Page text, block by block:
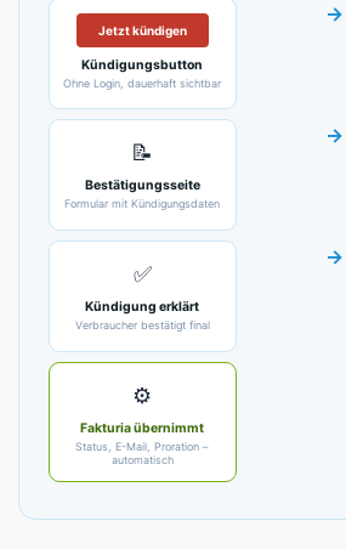
Jetzt kündigen
Kündigungsbutton
Ohne Login, dauerhaft sichtbar
→
📝
Bestätigungsseite
Formular mit Kündigungsdaten
→
✅
Kündigung erklärt
Verbraucher bestätigt final
→
⚙️
Fakturia übernimmt
Status, E-Mail, Proration –
automatisch